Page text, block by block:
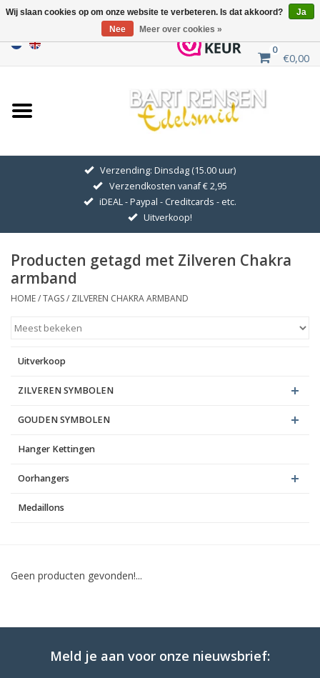
0
€0,00
Home
Uitverkoop
GOUDEN SYMBOLEN
Hanger Kettingen
Oorhangers
Verzending: Dinsdag (15.00 uur)
Verzendkosten vanaf € 2,95
iDEAL - Paypal - Creditcards - etc.
Uitverkoop!
Producten getagd met Zilveren Chakra
armband
HOME/TAGS/ ZILVEREN CHAKRA ARMBAND
Uitverkoop
ZILVEREN SYMBOLEN
GOUDEN SYMBOLEN
Hanger Kettingen
Oorhangers
Medaillons
Geen producten gevonden!...
Meld je aan voor onze nieuwsbrief:
Wij slaan cookies op om onze website te verbeteren. Is dat akkoord?
Ja
Nee
Meer over cookies »